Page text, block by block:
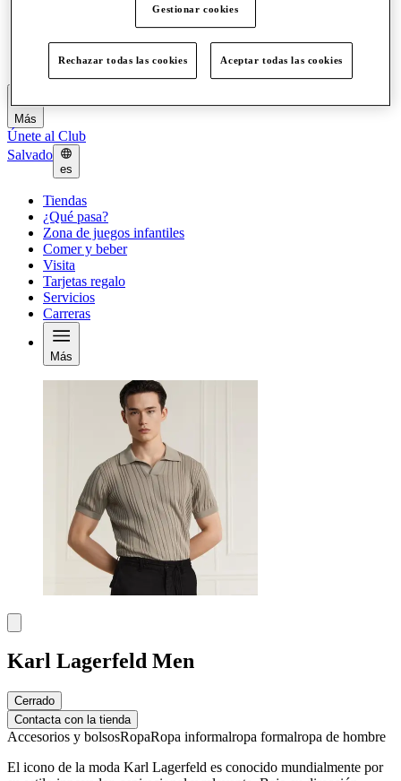
Servicios
Carreras
Más
Únete al Club
Salvado
es
Tiendas
¿Qué pasa?
Zona de juegos infantiles
Comer y beber
Visita
Tarjetas regalo
Servicios
Carreras
Más
Karl Lagerfeld Men
Cerrado
Contacta con la tienda
Accesorios y bolsosRopaRopa informalropa formalropa de hombre
El icono de la moda Karl Lagerfeld es conocido mundialmente por
Gestionar cookies
Rechazar todas las cookies Aceptar todas las cookies